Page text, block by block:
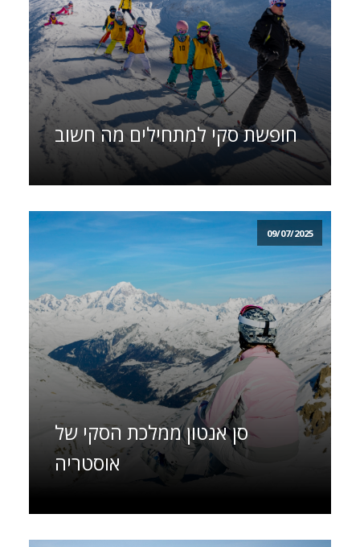
חופשת סקי למתחילים מה חשוב
09/07/2025
סן אנטון ממלכת הסקי של
אוסטריה